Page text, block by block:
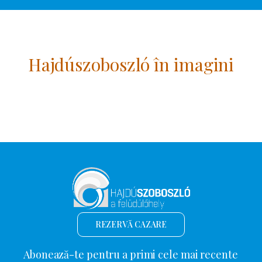
Hajdúszoboszló în imagini
REZERVĂ CAZARE
Abonează-te pentru a primi cele mai recente